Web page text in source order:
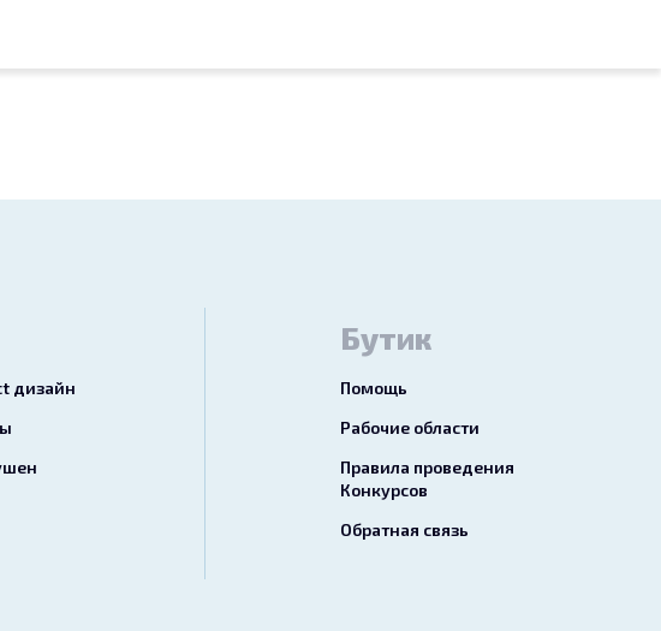
дизайн
Бутик
Помощь
Рабочие области
Правила проведения
Конкурсов
Обратная связь